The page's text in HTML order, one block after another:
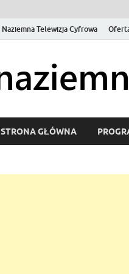
Naziemna Telewizja Cyfrowa
STRONA GŁÓWNA